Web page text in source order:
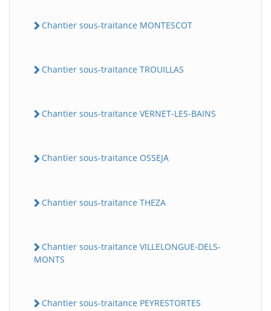
Chantier sous-traitance MONTESCOT
Chantier sous-traitance TROUILLAS
Chantier sous-traitance VERNET-LES-BAINS
Chantier sous-traitance OSSEJA
Chantier sous-traitance THEZA
Chantier sous-traitance VILLELONGUE-DELS-
MONTS
Chantier sous-traitance PEYRESTORTES